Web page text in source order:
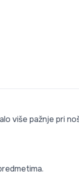
više pažnje pri